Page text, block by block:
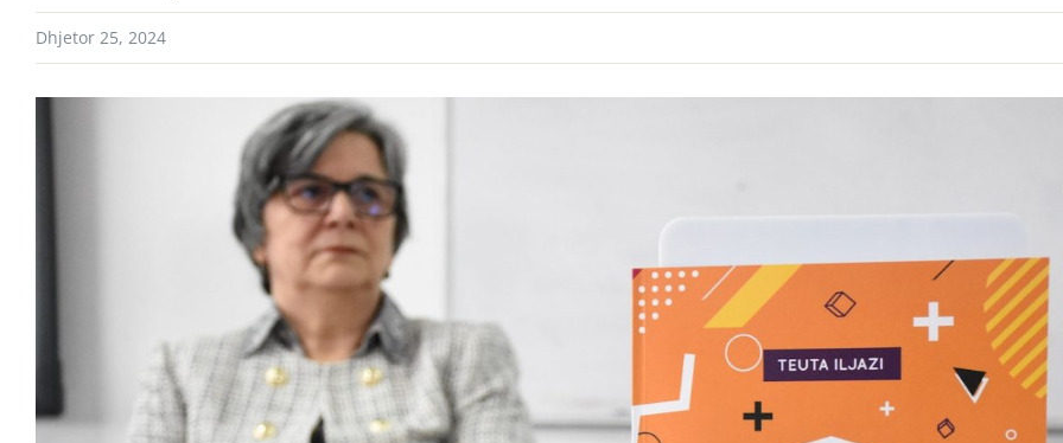
Dhjetor 25, 2024